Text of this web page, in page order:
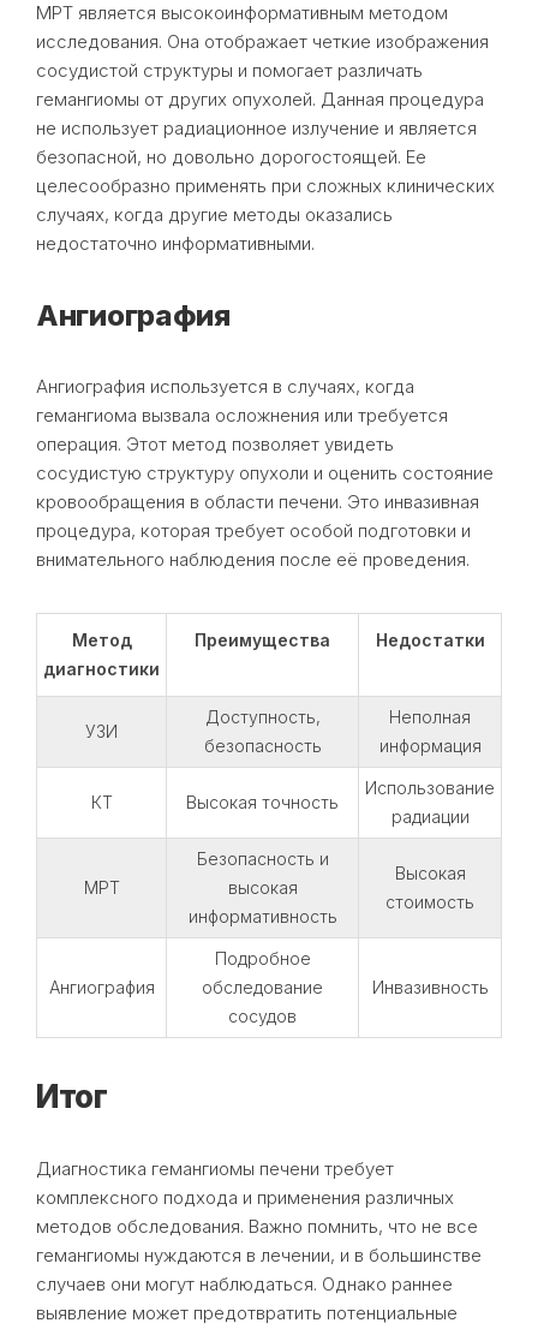
МРТ является высокоинформативным методом
исследования. Она отображает четкие изображения
сосудистой структуры и помогает различать
гемангиомы от других опухолей. Данная процедура
не использует радиационное излучение и является
безопасной, но довольно дорогостоящей. Ее
целесообразно применять при сложных клинических
случаях, когда другие методы оказались
недостаточно информативными.
Ангиография
Ангиография используется в случаях, когда
гемангиома вызвала осложнения или требуется
операция. Этот метод позволяет увидеть
сосудистую структуру опухоли и оценить состояние
кровообращения в области печени. Это инвазивная
процедура, которая требует особой подготовки и
внимательного наблюдения после её проведения.
Метод
диагностики
Преимущества Недостатки
УЗИ
Доступность,
безопасность
Неполная
информация
КТ Высокая точность
Использование
радиации
МРТ
Безопасность и
высокая
информативность
Высокая
стоимость
Ангиография
Подробное
обследование
сосудов
Инвазивность
Итог
Диагностика гемангиомы печени требует
комплексного подхода и применения различных
методов обследования. Важно помнить, что не все
гемангиомы нуждаются в лечении, и в большинстве
случаев они могут наблюдаться. Однако раннее
выявление может предотвратить потенциальные